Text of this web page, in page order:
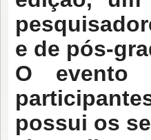
e de pós-
O evento
possui os